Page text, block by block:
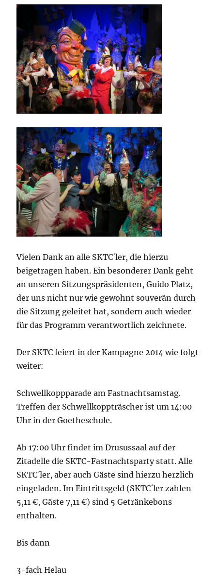
Vielen Dank an alle SKTC´ler, die hierzu
beigetragen haben. Ein besonderer Dank geht
an unseren Sitzungspräsidenten, Guido Platz,
der uns nicht nur wie gewohnt souverän durch
die Sitzung geleitet hat, sondern auch wieder
für das Programm verantwortlich zeichnete.
Der SKTC feiert in der Kampagne 2014 wie folgt
weiter:
Schwellkoppparade am Fastnachtsamstag.
Treffen der Schwellkoppträscher ist um 14:00
Uhr in der Goetheschule.
Ab 17:00 Uhr findet im Drusussaal auf der
Zitadelle die SKTC-Fastnachtsparty statt. Alle
SKTC´ler, aber auch Gäste sind hierzu herzlich
eingeladen. Im Eintrittsgeld (SKTC´ler zahlen
5,11 €, Gäste 7,11 €) sind 5 Getränkebons
enthalten.
Bis dann
3-fach Helau